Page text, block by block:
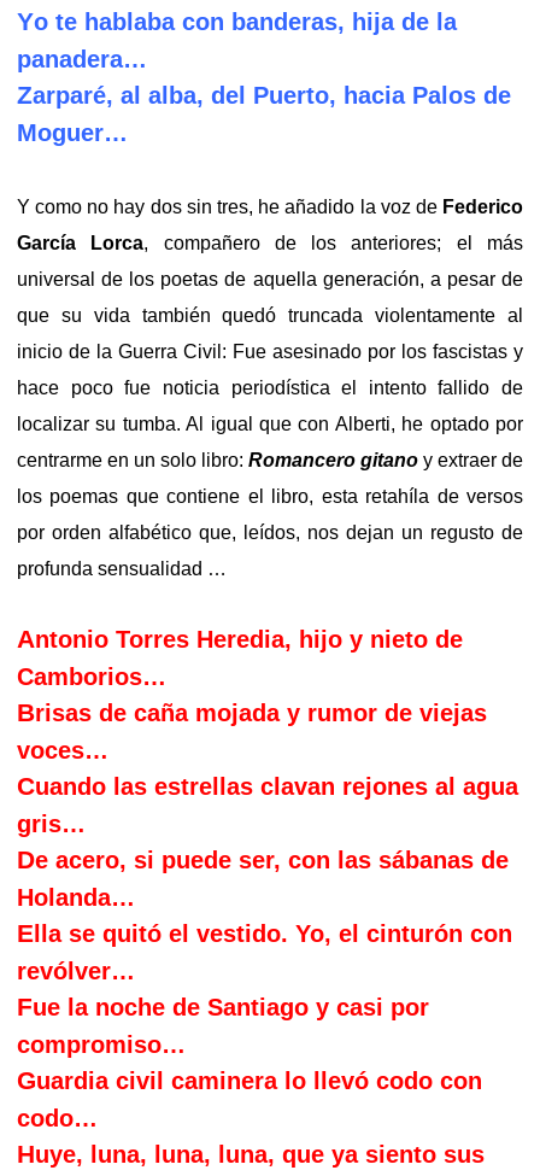
Yo te hablaba con banderas, hija de la
panadera…
Zarparé, al alba, del Puerto, hacia Palos de
Moguer…
Y como no hay dos sin tres, he añadido la voz de Federico
García Lorca, compañero de los anteriores; el más
universal de los poetas de aquella generación, a pesar de
que su vida también quedó truncada violentamente al
inicio de la Guerra Civil: Fue asesinado por los fascistas y
hace poco fue noticia periodística el intento fallido de
localizar su tumba. Al igual que con Alberti, he optado por
centrarme en un solo libro: Romancero gitano y extraer de
los poemas que contiene el libro, esta retahíla de versos
por orden alfabético que, leídos, nos dejan un regusto de
profunda sensualidad …
Antonio Torres Heredia, hijo y nieto de
Camborios…
Brisas de caña mojada y rumor de viejas
voces…
Cuando las estrellas clavan rejones al agua
gris…
De acero, si puede ser, con las sábanas de
Holanda…
E lla se quitó el vestido. Yo, el cinturón con
revólver…
Fue la noche de Santiago y casi por
compromiso…
Guardia civil caminera lo llevó codo con
codo…
Huye, luna, luna, luna, que ya siento sus